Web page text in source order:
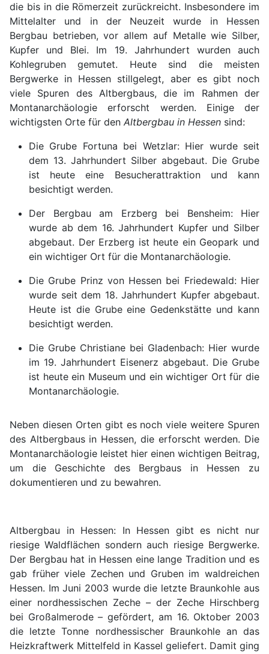
die bis in die Römerzeit zurückreicht. Insbesondere im
Mittelalter und in der Neuzeit wurde in Hessen
Bergbau betrieben, vor allem auf Metalle wie Silber,
Kupfer und Blei. Im 19. Jahrhundert wurden auch
Kohlegruben gemutet. Heute sind die meisten
Bergwerke in Hessen stillgelegt, aber es gibt noch
viele Spuren des Altbergbaus, die im Rahmen der
Montanarchäologie erforscht werden. Einige der
wichtigsten Orte für den Altbergbau in Hessen sind:
Die Grube Fortuna bei Wetzlar: Hier wurde seit
dem 13. Jahrhundert Silber abgebaut. Die Grube
ist heute eine Besucherattraktion und kann
besichtigt werden.
Der Bergbau am Erzberg bei Bensheim: Hier
wurde ab dem 16. Jahrhundert Kupfer und Silber
abgebaut. Der Erzberg ist heute ein Geopark und
ein wichtiger Ort für die Montanarchäologie.
Die Grube Prinz von Hessen bei Friedewald: Hier
wurde seit dem 18. Jahrhundert Kupfer abgebaut.
Heute ist die Grube eine Gedenkstätte und kann
besichtigt werden.
Die Grube Christiane bei Gladenbach: Hier wurde
im 19. Jahrhundert Eisenerz abgebaut. Die Grube
ist heute ein Museum und ein wichtiger Ort für die
Montanarchäologie.
Neben diesen Orten gibt es noch viele weitere Spuren
des Altbergbaus in Hessen, die erforscht werden. Die
Montanarchäologie leistet hier einen wichtigen Beitrag,
um die Geschichte des Bergbaus in Hessen zu
dokumentieren und zu bewahren.
Altbergbau in Hessen: In Hessen gibt es nicht nur
riesige Waldflächen sondern auch riesige Bergwerke.
Der Bergbau hat in Hessen eine lange Tradition und es
gab früher viele Zechen und Gruben im waldreichen
Hessen. Im Juni 2003 wurde die letzte Braunkohle aus
einer nordhessischen Zeche – der Zeche Hirschberg
bei Großalmerode – gefördert, am 16. Oktober 2003
die letzte Tonne nordhessischer Braunkohle an das
Heizkraftwerk Mittelfeld in Kassel geliefert. Damit ging